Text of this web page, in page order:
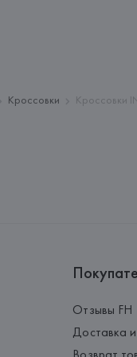
Кроссовки Кроссовки
Отзывы FH
Доставка